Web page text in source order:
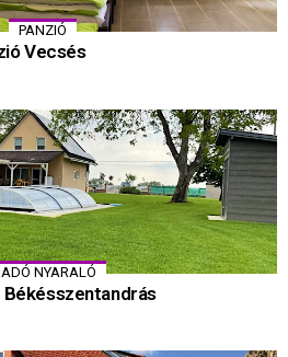
PANZIÓ
Vecsés
NYARALÓ